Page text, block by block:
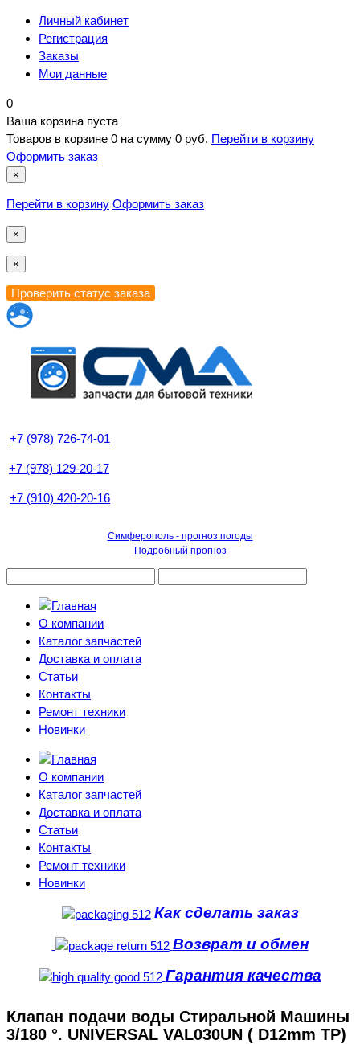
Личный кабинет
Регистрация
Заказы
Мои данные
0
Ваша корзина пуста
Товаров в корзине 0 на сумму 0 руб. Перейти в корзину
Оформить заказ
×
Перейти в корзину Оформить заказ
×
×
+7 (978) 726-74-01
+7 (978) 129-20-17
+7 (910) 420-20-16
Симферополь - прогноз погоды
Подробный прогноз
О компании
Каталог запчастей
Доставка и оплата
Статьи
Контакты
Ремонт техники
Новинки
О компании
Каталог запчастей
Доставка и оплата
Статьи
Контакты
Ремонт техники
Новинки
Как сделать заказ
Возврат и обмен
Гарантия качества
Клапан подачи воды Стиральной Машины
3/180 °. UNIVERSAL VAL030UN ( D12mm TP)